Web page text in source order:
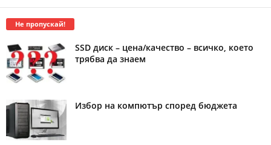
Не пропускай!
SSD диск – цена/качество – всичко, което
трябва да знаем
Избор на компютър според бюджета